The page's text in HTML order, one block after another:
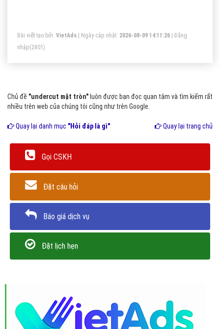
Bài viết tạo bởi: VietAds | Ngày cập nhật: 2026-08-09 14:11:26
Đăng
nhập(2801)
Chủ đề "undercut mặt tròn" luôn được bạn đọc quan tâm và tìm kiếm rất
nhiều trên web của chúng tôi cũng như trên Google.
Quay lại danh mục "Hỏi đáp là gì" Quay lại trang chủ
Gọi CSKH
Đặt câu hỏi
Báo giá dịch vụ
Đặt lịch hẹn